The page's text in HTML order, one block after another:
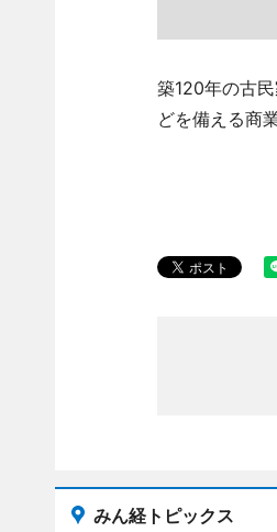
築120年の古
どを備える商
みん経トピックス